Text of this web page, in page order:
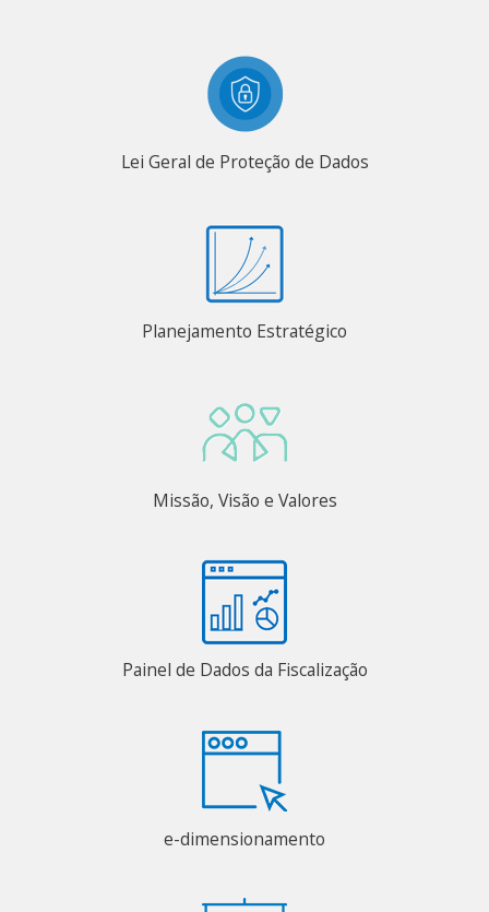
Lei Geral de Proteção de Dados
Planejamento Estratégico
Missão, Visão e Valores
Painel de Dados da Fiscalização
e-dimensionamento